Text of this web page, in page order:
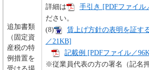
追加書類
（固定資
産税の特
例措置を
詳細は
手引き [PDFファイル
ださい。
​(8)
賃上げ方針の表明を証す
／21KB]
記載例 [PDFファイル／
※従業員代表の方の署名（記名